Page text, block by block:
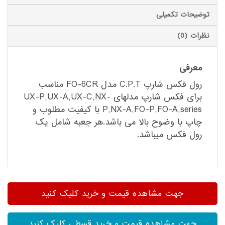
توضیحات تکمیلی
نظرات (0)
معرفی
رول فکس شارپ C.P.T مدل FO-6CR مناسب
برای فکس شارپ مدلهای UX-P,UX-A,UX-C,NX-
P,NX-A,FO-P,FO-A,series با کیفیت مطلوب و
چاپ با وضوح بالا می باشد.هر جعبه شامل یک
رول فکس میباشد.
جهت مشاهده قیمت و خرید کلیک کنید